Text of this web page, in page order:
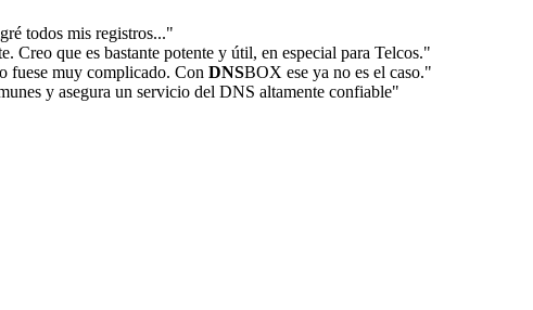
todos mis registros..."
Creo que es bastante potente y útil, en especial para Telcos."
fuese muy complicado. Con DNSBOX ese ya no es el caso."
y asegura un servicio del DNS altamente confiable"